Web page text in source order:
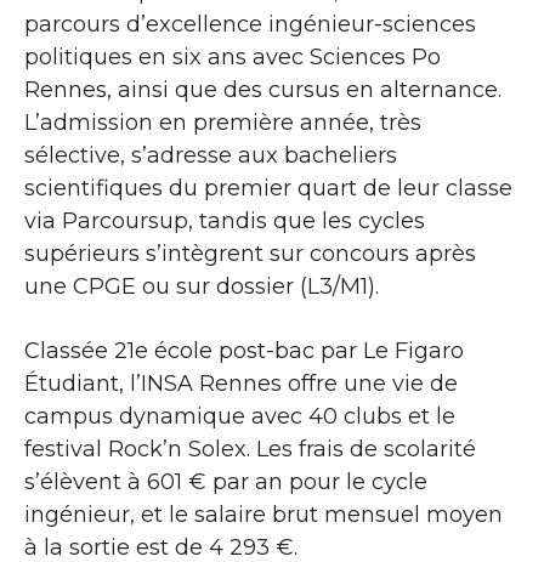
parcours d’excellence ingénieur-sciences
politiques en six ans avec Sciences Po
Rennes, ainsi que des cursus en alternance.
L’admission en première année, très
sélective, s’adresse aux bacheliers
scientifiques du premier quart de leur classe
via Parcoursup, tandis que les cycles
supérieurs s’intègrent sur concours après
une CPGE ou sur dossier (L3/M1).
Classée 21e école post-bac par Le Figaro
Étudiant, l’INSA Rennes offre une vie de
campus dynamique avec 40 clubs et le
festival Rock’n Solex. Les frais de scolarité
s’élèvent à 601 € par an pour le cycle
ingénieur, et le salaire brut mensuel moyen
à la sortie est de 4 293 €.